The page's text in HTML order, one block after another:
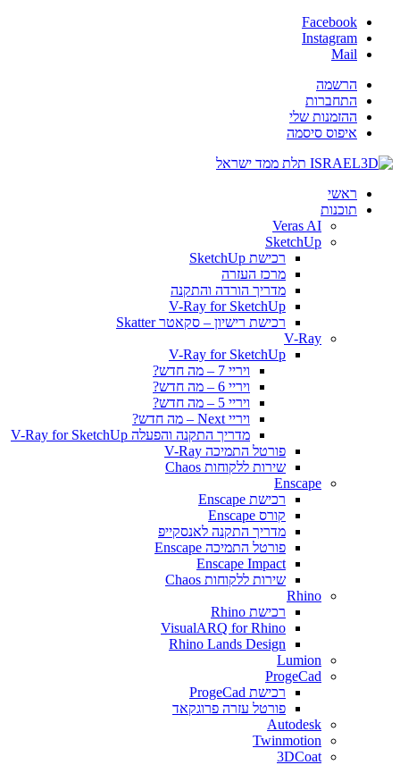
Facebook
Instagram
Mail
הרשמה
התחברות
ההזמנות שלי
איפוס סיסמה
ראשי
תוכנות
Veras AI
SketchUp
רכישת SketchUp
מרכז העזרה
מדריך הורדה והתקנה
V-Ray for SketchUp
רכישת רישיון – סקאטר Skatter
V-Ray
V-Ray for SketchUp
ויריי 7 – מה חדש?
ויריי 6 – מה חדש?
ויריי 5 – מה חדש?
ויריי Next – מה חדש?
מדריך התקנה והפעלה V-Ray for SketchUp
פורטל התמיכה V-Ray
שירות ללקוחות Chaos
Enscape
רכישת Enscape
קורס Enscape
מדריך התקנה לאנסקייפ
פורטל התמיכה Enscape
Enscape Impact
שירות ללקוחות Chaos
Rhino
רכישת Rhino
VisualARQ for Rhino
Rhino Lands Design
Lumion
ProgeCad
רכישת ProgeCad
פורטל עזרה פרוגקאד
Autodesk
Twinmotion
3DCoat